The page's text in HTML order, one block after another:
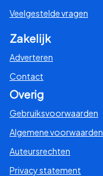
Veelgestelde vragen
Zakelijk
Adverteren
Contact
Overig
Gebruiksvoorwaarden
Algemene voorwaarden
Auteursrechten
Privacy statement